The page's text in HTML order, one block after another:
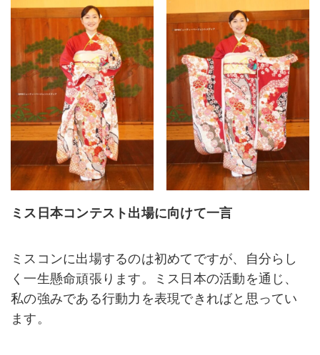
ミス日本コンテスト出場に向けて一言
ミスコンに出場するのは初めてですが、自分らし
く一生懸命頑張ります。ミス日本の活動を通じ、
私の強みである行動力を表現できればと思ってい
ます。